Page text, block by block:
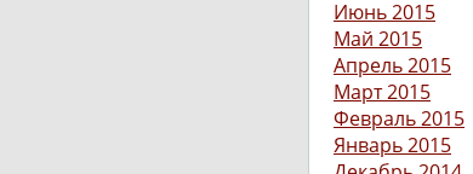
Июнь 2015
Май 2015
Апрель 2015
Март 2015
Февраль 2015
Январь 2015